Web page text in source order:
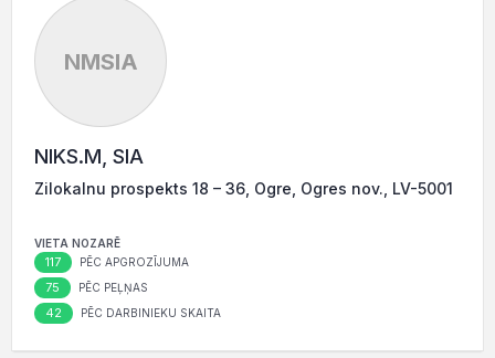
NMSIA
NIKS.M, SIA
Zilokalnu prospekts 18 – 36, Ogre, Ogres nov., LV-5001
VIETA NOZARĒ
117 PĒC APGROZĪJUMA
75 PĒC PEĻŅAS
42 PĒC DARBINIEKU SKAITA